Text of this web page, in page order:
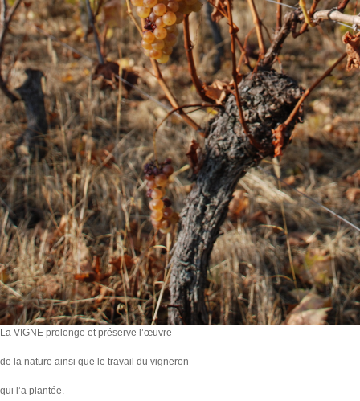
La VIGNE prolonge et préserve l’œuvre
de la nature ainsi que le travail du vigneron
qui l’a plantée.